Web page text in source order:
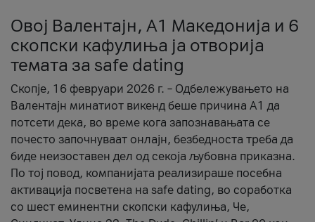
Овој Валентајн, A1 Македонија и 6
скопски кафулиња ја отворија
темата за safe dating
Скопје, 16 февруари 2026 г. – Одбележувањето на
Валентајн минатиот викенд беше причина А1 да
потсети дека, во време кога запознавањата се
почесто започнуваат онлајн, безбедноста треба да
биде неизоставен дел од секоја љубовна приказна.
По тој повод, компанијата реализираше посебна
активација посветена на safe dating, во соработка
со шест еминентни скопски кафулиња, Че,